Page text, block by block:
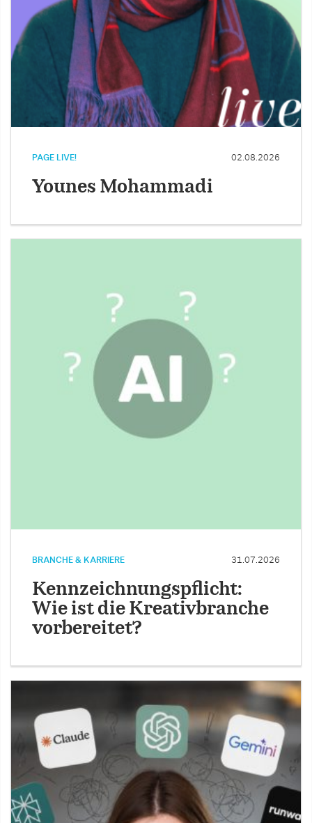
PAGE LIVE! 02.08.2026
Younes Mohammadi
BRANCHE & KARRIERE 31.07.2026
Kennzeichnungspflicht:
Wie ist die Kreativbranche
vorbereitet?